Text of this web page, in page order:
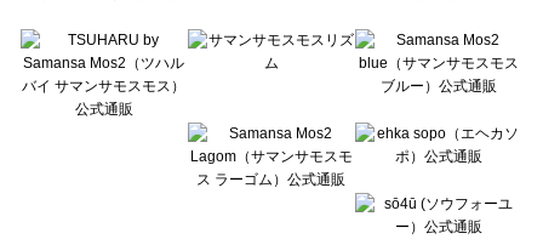
Lugnoncure（ルノンキュール）の一覧
BETTY'S BLUE（べティーズブルー）の一覧
Wpc.（ワールドパーティー）の一覧